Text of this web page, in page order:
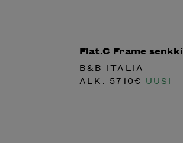
Flat.C Frame senkki
B&B ITALIA
ALK. 5710€ UUSI